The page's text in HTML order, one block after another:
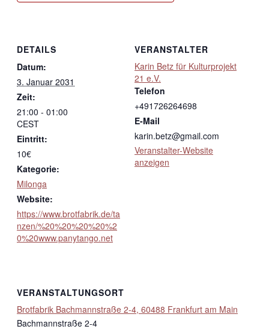
DETAILS
Datum:
3. Januar 2031
Zeit:
21:00 - 01:00
CEST
Eintritt:
10€
Kategorie:
Milonga
Website:
https://www.brotfabrik.de/ta
nzen/%20%20%20%20%2
0%20www.panytango.net
VERANSTALTER
Karin Betz für Kulturprojekt
21 e.V.
Telefon
+491726264698
E-Mail
karin.betz@gmail.com
Veranstalter-Website
anzeigen
VERANSTALTUNGSORT
Brotfabrik Bachmannstraße 2-4, 60488 Frankfurt am Main
Bachmannstraße 2-4